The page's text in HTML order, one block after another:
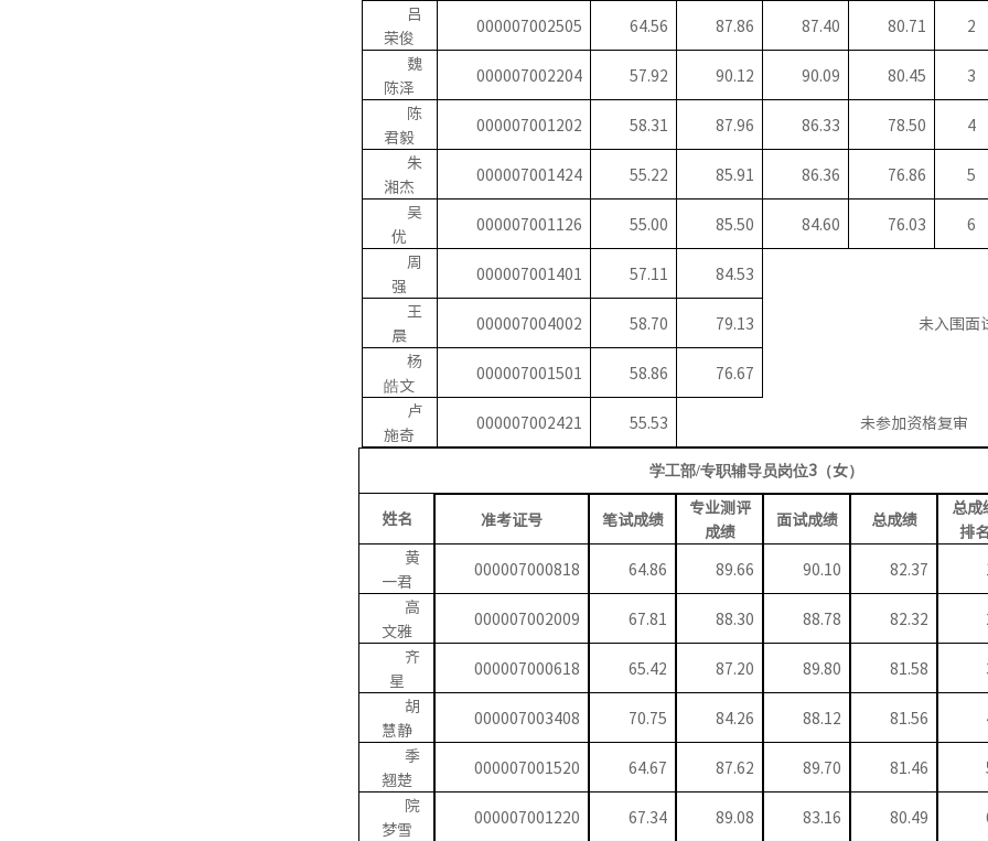
吕
荣俊
000007002505 64.56 87.86 87.40 80.71 2
魏
陈泽
000007002204 57.92 90.12 90.09 80.45
3
陈
君毅
000007001202 58.31 87.96 86.33 78.50
4
朱
湘杰
000007001424 55.22 85.91 86.36 76.86
5
吴
优
000007001126 55.00 85.50 84.60 76.03
6
周
强
000007001401 57.11 84.53
未入围面
王
晨
000007004002 58.70
79.13
杨
皓文
000007001501 58.86
76.67
卢
施奇
000007002421 55.53 未参加资格复审
学工部/专职辅导员岗位3 （女）
姓名 准考证号 笔试成绩
专业测评
成绩
面试成绩 总成绩
总成
排名
黄
一君
000007000818 64.86 89.66 90.10 82.37
高
文雅
000007002009 67.81 88.30 88.78 82.32
齐
星
000007000618 65.42 87.20 89.80 81.58
胡
慧静
000007003408 70.75 84.26 88.12 81.56
季
翘楚
000007001520 64.67 87.62 89.70 81.46
院
梦雪
000007001220 67.34 89.08 83.16 80.49